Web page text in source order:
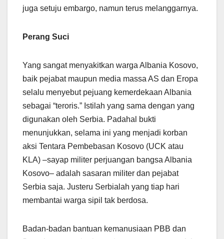
juga setuju embargo, namun terus melanggarnya.
Perang Suci
Yang sangat menyakitkan warga Albania Kosovo,
baik pejabat maupun media massa AS dan Eropa
selalu menyebut pejuang kemerdekaan Albania
sebagai “teroris.” Istilah yang sama dengan yang
digunakan oleh Serbia. Padahal bukti
menunjukkan, selama ini yang menjadi korban
aksi Tentara Pembebasan Kosovo (UCK atau
KLA) –sayap militer perjuangan bangsa Albania
Kosovo– adalah sasaran militer dan pejabat
Serbia saja. Justeru Serbialah yang tiap hari
membantai warga sipil tak berdosa.
Badan-badan bantuan kemanusiaan PBB dan